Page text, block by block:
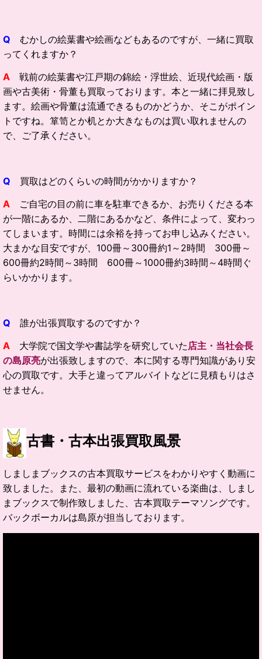
Q むかしの絵葉書や絵画などもあるのですが、一緒に買取
ってくれますか？
A
戦前の絵葉書や江戸期の錦絵・浮世絵、近現代絵画・版
画や古美術・骨董も買取っております。本と一緒に拝見致し
ます。絵画や骨董は流通できるものかどうか、そこがポイン
トですね。箪笥とか机とか大きなものは買い取れませんの
で、ご了承ください。
Q 買取はどのくらいの時間がかかりますか？
A ご自宅の目の前に車を駐車できるか、お売りくださる本
が一階にあるか、二階にあるかなど、条件によって、変わっ
てしまいます。時間には余裕を持ってお申し込みください。
大まかな目安ですが、100冊～300冊約1～2時間 300冊～
600冊約2時間～3時間 600冊～1000冊約3時間～4時間ぐ
らいかかります。
Q 誰が出張買取するのですか？
A 大学院で国文学や書誌学を研究していた店主・当社会長
の島原亮が出張致しますので、本に関する専門知識があり安
心の買取です。大手と違ってアルバイトなどに見積もりはさ
せません。
古書・古本出張買取風景
しましまブックスの古本買取サービスをわかりやすく動画に
致しました。また、最初の動画に流れている楽曲は、しまし
まブックスで制作致しました、古本買取テーマソングです。
バックボーカルは島原が担当しております。